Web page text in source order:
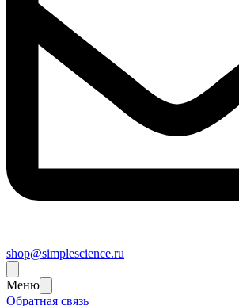
shop@simplescience.ru
Меню
Обратная связь